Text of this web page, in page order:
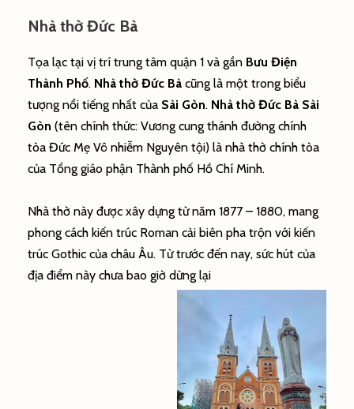
Nhà thờ Đức Bà
Tọa lạc tại vị trí trung tâm quận 1 và gần Bưu Điện
Thành Phố. Nhà thờ Đức Bà cũng là một trong biểu
tượng nổi tiếng nhất của Sài Gòn. Nhà thờ Đức Bà Sài
Gòn (tên chính thức: Vương cung thánh đường chính
tòa Đức Mẹ Vô nhiễm Nguyên tội) là nhà thờ chính tòa
của Tổng giáo phận Thành phố Hồ Chí Minh.
Nhà thờ này được xây dựng từ năm 1877 – 1880, mang
phong cách kiến trúc Roman cải biên pha trộn với kiến
trúc Gothic của châu Âu. Từ trước đến nay, sức hút của
địa điểm này chưa bao giờ dừng lại